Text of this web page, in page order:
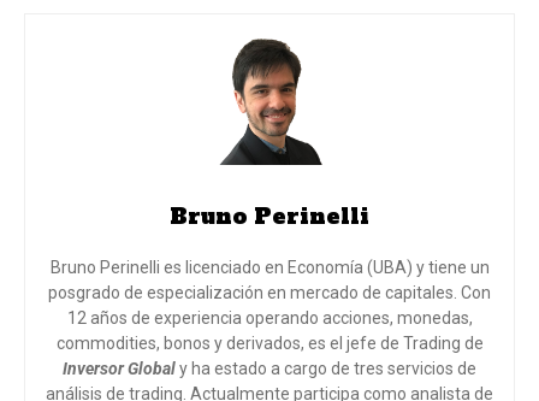
Bruno Perinelli
Bruno Perinelli es licenciado en Economía (UBA) y tiene un
posgrado de especialización en mercado de capitales. Con
12 años de experiencia operando acciones, monedas,
commodities, bonos y derivados, es el jefe de Trading de
Inversor Globaly ha estado a cargo de tres servicios de
análisis de trading. Actualmente participa como analista de